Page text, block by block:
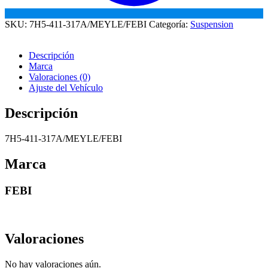
SKU: 7H5-411-317A/MEYLE/FEBI Categoría: Suspension
Descripción
Marca
Valoraciones (0)
Ajuste del Vehículo
Descripción
7H5-411-317A/MEYLE/FEBI
Marca
FEBI
Valoraciones
No hay valoraciones aún.